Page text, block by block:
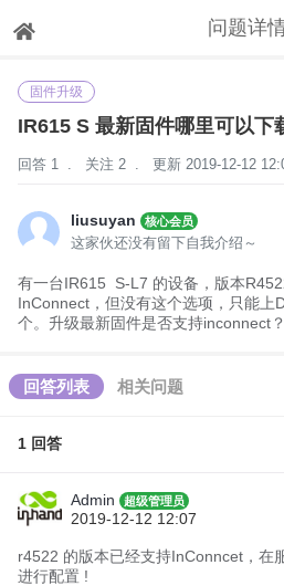
问题详
下拉刷新
固件升级
IR615 S 最新固件哪里可以下
回答 1 . 关注 2 . 更新 2019-12-12
liusuyan 核心会员
这家伙还没有留下自我介绍～
有一台IR615 S-L7 的设备，版本
InConnect，但没有这个选项，只能
个。升级最新固件是否支持inconnect？
回答列表 相关问题
1 回答
Admin 超级管理员
2019-12-12 12:07
r4522 的版本已经支持InConncet，在
进行配置 !